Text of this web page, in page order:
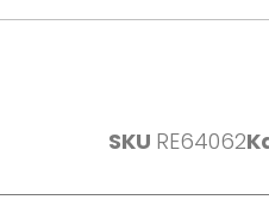
SKU RE64062